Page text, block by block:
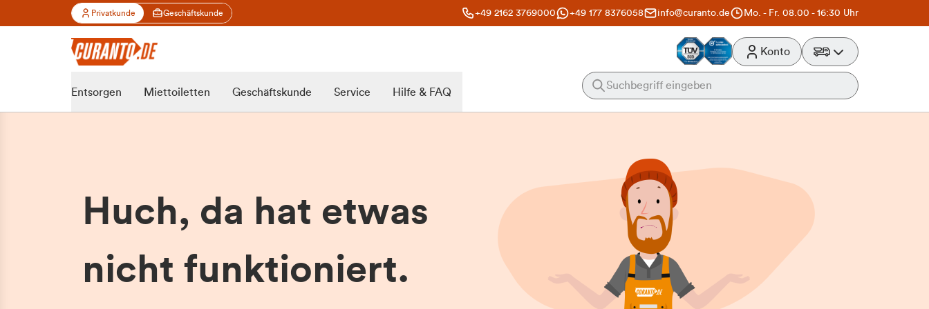
Privatkunde Geschäftskunde +49 2162 3769000 +49 177 8376058 info@curanto.de Mo. - Fr. 08.00 - 16:30 Uhr
Konto
Entsorgen Miettoiletten Geschäftskunde Service Hilfe & FAQ
Huch, da hat etwas
nicht funktioniert.